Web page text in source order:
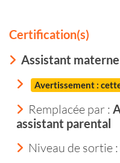
Certification(s)
Assistant
Avertissement :
Remplacée par :
assistant parental
Niveau de sortie :